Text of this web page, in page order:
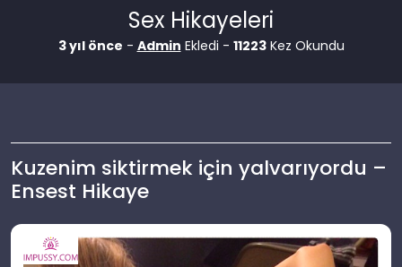
Sex Hikayeleri
3 yıl önce - Admin Ekledi - 11223Kez Okundu
Kuzenim siktirmek için yalvarıyordu –
Ensest Hikaye